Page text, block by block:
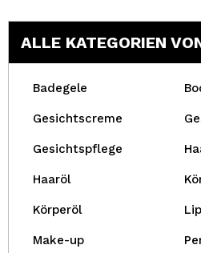
ALLE KATEGORIEN
Badegele
Gesichtscreme
Gesichtspflege
Haaröl
Körperöl
Make-up